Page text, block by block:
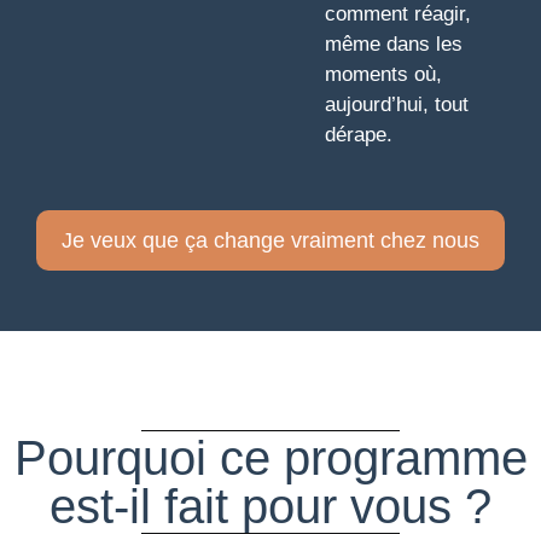
comment réagir,
même dans les
moments où,
aujourd’hui, tout
dérape.
Je veux que ça change vraiment chez nous
Pourquoi ce programme
est-il fait pour vous ?